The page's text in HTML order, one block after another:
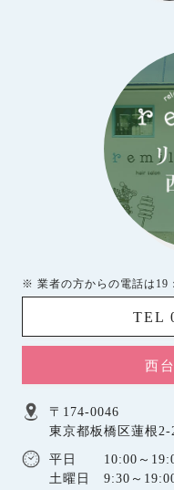
※ 業者の方からの電話は19
TEL
西
〒174-0046
東京都板橋区蓮根
平日 10:00～
土曜日 9:30～